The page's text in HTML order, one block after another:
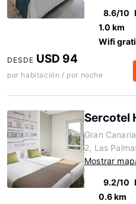
8.6/10
1.0 km
Wifi
DESDE USD 94
por habitación / por noche
Sercotel
Gran
2, Las
Mostrar
9.2/10
0.6 km